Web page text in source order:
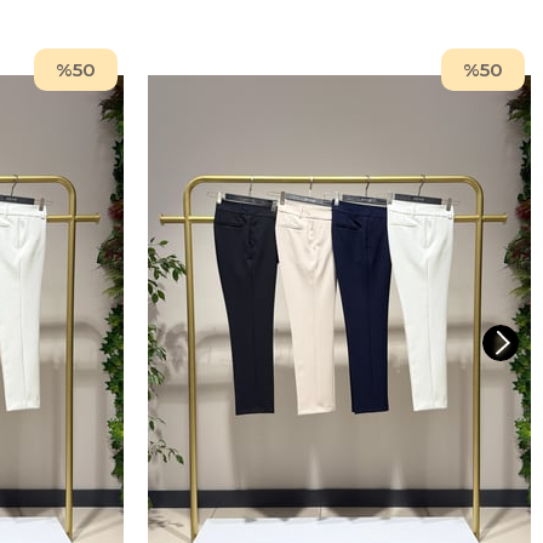
%50 %50